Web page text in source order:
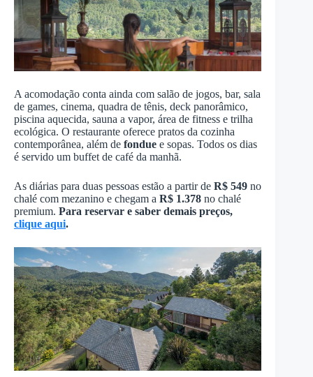
A acomodação conta ainda com salão de jogos, bar, sala
de games, cinema, quadra de tênis, deck panorâmico,
piscina aquecida, sauna a vapor, área de fitness e trilha
ecológica. O restaurante oferece pratos da cozinha
contemporânea, além de fondue e sopas. Todos os dias
é servido um buffet de café da manhã.
As diárias para duas pessoas estão a partir de R$ 549 no
chalé com mezanino e chegam a R$ 1.378 no chalé
premium. Para reservar e saber demais preços,
clique aqui.